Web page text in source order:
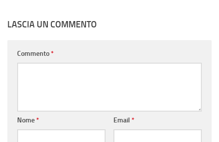
LASCIA UN COMMENTO
Commento*
Nome* Email *